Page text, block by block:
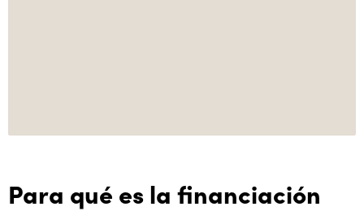
Para qué es la financiación